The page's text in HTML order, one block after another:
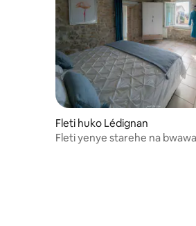
Fleti huko Lédignan
Fleti yenye starehe na